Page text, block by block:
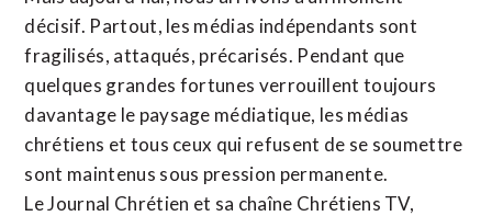
décisif. Partout, les médias indépendants sont
fragilisés, attaqués, précarisés. Pendant que
quelques grandes fortunes verrouillent toujours
davantage le paysage médiatique, les médias
chrétiens et tous ceux qui refusent de se soumettre
sont maintenus sous pression permanente.
Le Journal Chrétien et sa chaîne Chrétiens TV,